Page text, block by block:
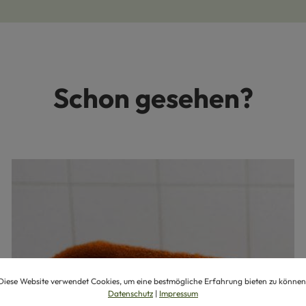
Schon gesehen?
Website verwendet Cookies, um eine bestmögliche Erfahrung bieten zu
Datenschutz | Impressum